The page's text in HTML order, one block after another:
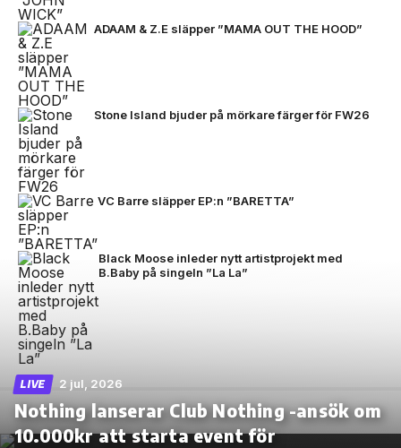
ADAAM & Z.E släpper ”MAMA OUT THE HOOD”
Stone Island bjuder på mörkare färger för FW26
VC Barre släpper EP:n ”BARETTA”
Black Moose inleder nytt artistprojekt med
B.Baby på singeln ”La La”
LIVE 2 jul, 2026
Nothing lanserar Club Nothing -ansök om
10.000kr att starta event för